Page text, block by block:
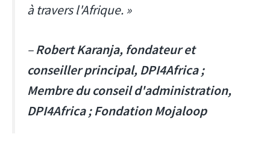
à travers l'Afrique. »
–Robert Karanja, fondateur et
conseiller principal, DPI4Africa ;
Membre du conseil d'administration,
DPI4Africa ; Fondation Mojaloop